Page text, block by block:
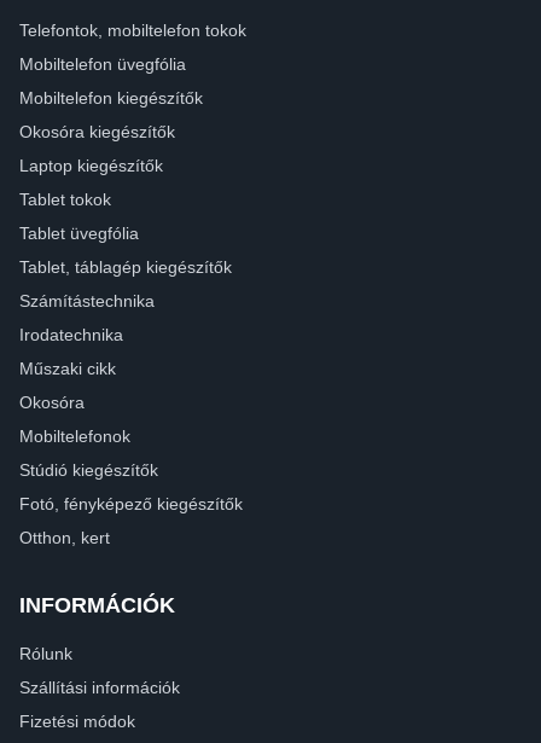
Telefontok, mobiltelefon tokok
Mobiltelefon üvegfólia
Mobiltelefon kiegészítők
Okosóra kiegészítők
Laptop kiegészítők
Tablet tokok
Tablet üvegfólia
Tablet, táblagép kiegészítők
Számítástechnika
Irodatechnika
Műszaki cikk
Okosóra
Mobiltelefonok
Stúdió kiegészítők
Fotó, fényképező kiegészítők
Otthon, kert
INFORMÁCIÓK
Rólunk
Szállítási információk
Fizetési módok